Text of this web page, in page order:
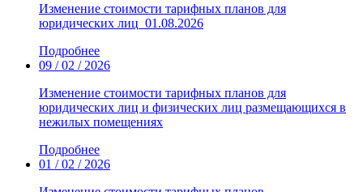
Изменение стоимости тарифных планов для
юридических лиц_01.08.2026
Подробнее
09 / 02 / 2026
Изменение стоимости тарифных планов для
юридических лиц и физических лиц размещающихся в
нежилых помещениях
Подробнее
01 / 02 / 2026